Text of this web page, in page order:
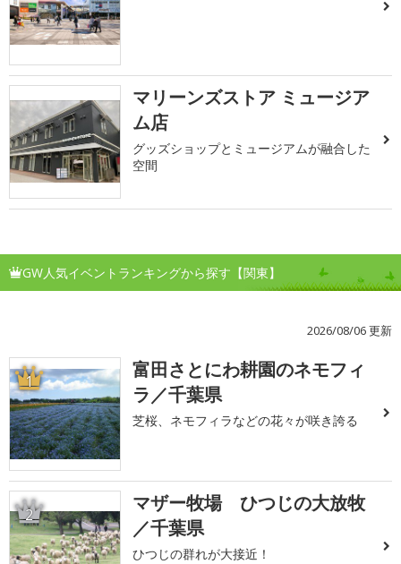
マリーンズストア ミュージア
ム店
グッズショップとミュージアムが融合した
空間
GW人気イベントランキングから探す【関東】
2026/08/06 更新
1
富田さとにわ耕園のネモフィ
ラ／千葉県
芝桜、ネモフィラなどの花々が咲き誇る
2
マザー牧場 ひつじの大放牧
／千葉県
ひつじの群れが大接近！